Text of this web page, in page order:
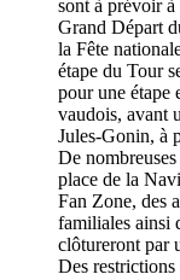
sont à prévoir
Grand Départ
la Fête
étape du Tour
pour une étape
vaudois, avant
Jules-Gonin, à
De
place de la
Fan Zone, des
familiales ainsi
clôtureront par
Des